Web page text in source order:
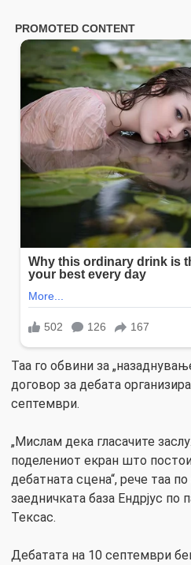
Таа го обвини за
договор за дебата
септември.
„Мислам дека гласачите
поделениот екран што
дебатната сцена“, рече таа
заедничката база Ендрјус по
Тексас.
Дебатата на 10 септември